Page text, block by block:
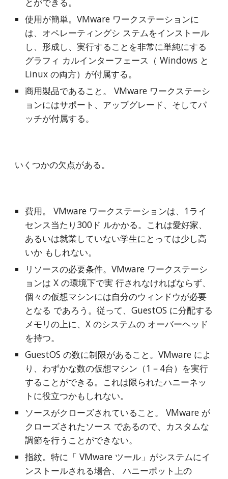
使用が簡単。VMware ワークステーションに
は、オペレーティングシ ステムをインストール
し、形成し、実行することを非常に単純にする
グラフィ カルインターフェース（ Windows と
Linux の両方）が付属する。
商用製品であること。 VMware ワークステーシ
ョンにはサポート、アップグレード、そしてパ
ッチが付属する。
いくつかの欠点がある。
費用。 VMware ワークステーションは、1ライ
センス当たり300ド ルかかる。これは愛好家、
あるいは就業していない学生にとっては少し高
いか もしれない。
リソースの必要条件。VMware ワークステーシ
ョンは X の環境下で実 行されなければならず、
個々の仮想マシンには自分のウィンドウが必要
となる であろう。従って、GuestOS に分配する
メモリの上に、X のシステムの オーバーヘッド
を持つ。
GuestOS の数に制限があること。VMware によ
り、わずかな数の仮想マシン（1－4台）を実行
することができる。これは限られたハニーネッ
トに役立つかもしれない。
ソースがクローズされていること。 VMware が
クローズされたソース であるので、カスタムな
調節を行うことができない。
指紋。特に「 VMware ツール」がシステムにイ
ンストールされる場合、 ハニーポット上の